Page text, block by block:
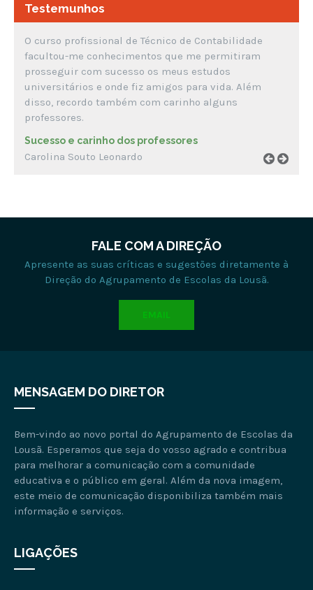
Testemunhos
O curso profissional de Técnico de Contabilidade
facultou-me conhecimentos que me permitiram
prosseguir com sucesso os meus estudos
universitários e onde fiz amigos para vida. Além
disso, recordo também com carinho alguns
professores.
Sucesso e carinho dos professores
Carolina Souto Leonardo
FALE COM A DIREÇÃO
Apresente as suas críticas e sugestões diretamente à
Direção do Agrupamento de Escolas da Lousã.
EMAIL
MENSAGEM DO DIRETOR
Bem-vindo ao novo portal do Agrupamento de Escolas da
Lousã. Esperamos que seja do vosso agrado e contribua
para melhorar a comunicação com a comunidade
educativa e o público em geral. Além da nova imagem,
este meio de comunicação disponibiliza também mais
informação e serviços.
LIGAÇÕES